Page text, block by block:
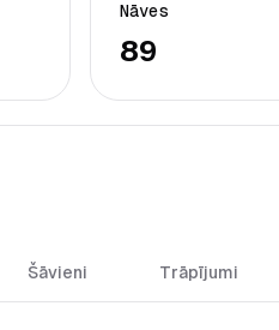
Nāves
89
Šāvieni Trāpījumi